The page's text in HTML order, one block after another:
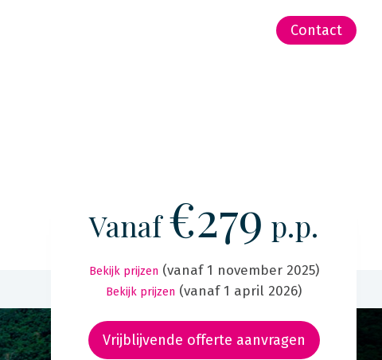
Contact
Vanaf€279 p.p.
Bekijk prijzen (vanaf 1 november 2025)
Bekijk prijzen (vanaf 1 april 2026)
Vrijblijvende offerte aanvragen